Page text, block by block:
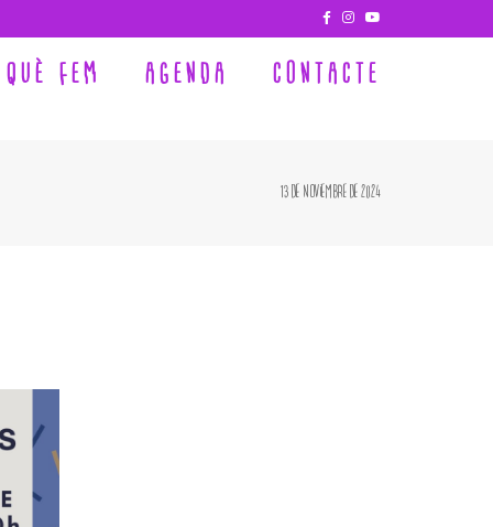
QUÈ FEM AGENDA CONTACTE
13 de noviembre de 2024